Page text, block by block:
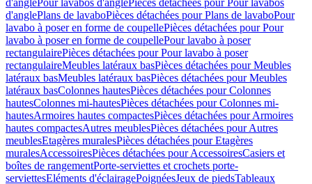
d'anglePour lavabos d'anglePièces détachées pour Pour lavabos
d'anglePlans de lavaboPièces détachées pour Plans de lavaboPour
lavabo à poser en forme de coupellePièces détachées pour Pour
lavabo à poser en forme de coupellePour lavabo à poser
rectangulairePièces détachées pour Pour lavabo à poser
rectangulaireMeubles latéraux basPièces détachées pour Meubles
latéraux basMeubles latéraux basPièces détachées pour Meubles
latéraux basColonnes hautesPièces détachées pour Colonnes
hautesColonnes mi-hautesPièces détachées pour Colonnes mi-
hautesArmoires hautes compactesPièces détachées pour Armoires
hautes compactesAutres meublesPièces détachées pour Autres
meublesEtagères muralesPièces détachées pour Etagères
muralesAccessoiresPièces détachées pour AccessoiresCasiers et
boîtes de rangementPorte-serviettes et crochets porte-
serviettesEléments d'éclairagePoignéesJeux de piedsTableaux